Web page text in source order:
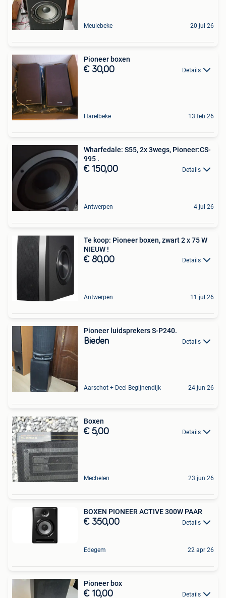
Meulebeke 20 jul 26
Pioneer boxen
€ 30,00 Details
Harelbeke 13 feb 26
Wharfedale: S55, 2x 3wegs, Pioneer:CS-
995 .
€ 150,00 Details
Antwerpen 4 jul 26
Te koop: Pioneer boxen, zwart 2 x 75 W
NIEUW !
€ 80,00 Details
Antwerpen 11 jul 26
Pioneer luidsprekers S-P240.
Bieden Details
Aarschot + Deel Begijnendijk 24 jun 26
Boxen
€ 5,00 Details
Mechelen 23 jun 26
BOXEN PIONEER ACTIVE 300W PAAR
€ 350,00 Details
Edegem 22 apr 26
Pioneer box
€ 10,00 Details